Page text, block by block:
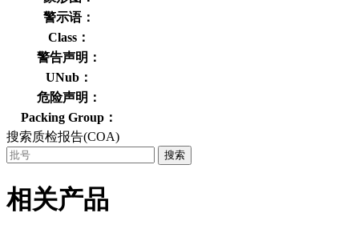
警示语：
Class：
警告声明：
UNub：
危险声明：
Packing Group：
搜索质检报告(COA)
搜索
相关产品